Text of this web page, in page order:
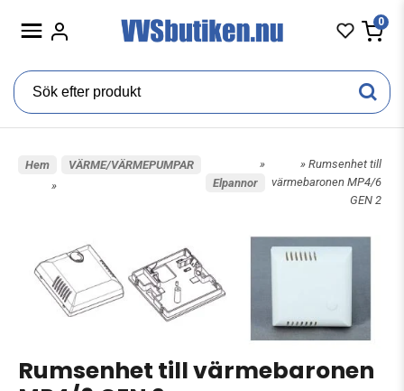
0
Hem
»
VÄRME/VÄRMEPUMPAR
»
Elpannor
» Rumsenhet till
värmebaronen MP4/6
GEN 2
Rumsenhet till värmebaronen